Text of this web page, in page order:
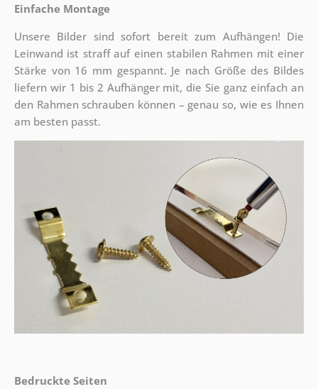
Einfache Montage
Unsere Bilder sind sofort bereit zum Aufhängen! Die
Leinwand ist straff auf einen stabilen Rahmen mit einer
Stärke von 16 mm gespannt. Je nach Größe des Bildes
liefern wir 1 bis 2 Aufhänger mit, die Sie ganz einfach an
den Rahmen schrauben können – genau so, wie es Ihnen
am besten passt.
Bedruckte Seiten